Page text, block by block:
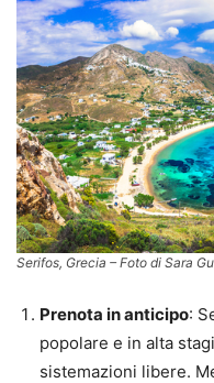
Serifos, Grecia – Foto di Sara
Prenota in anticipo:
popolare e in alta
sistemazioni libere.